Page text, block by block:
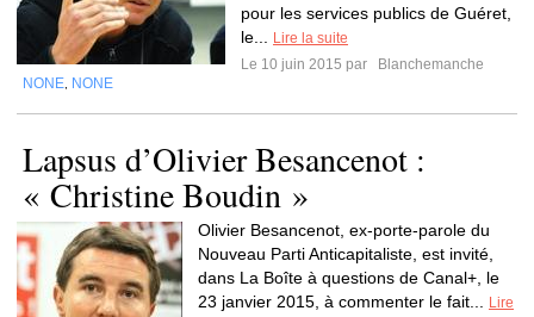
pour les services publics de Guéret,
le...
Lire la suite
Le 10 juin 2015 par
Blanchemanche
NONE NONE
Lapsus d’Olivier Besancenot :
« Christine Boudin »
Olivier Besancenot, ex-porte-parole du
Nouveau Parti Anticapitaliste, est invité,
dans La Boîte à questions de Canal+, le
23 janvier 2015, à commenter le fait...
Lire